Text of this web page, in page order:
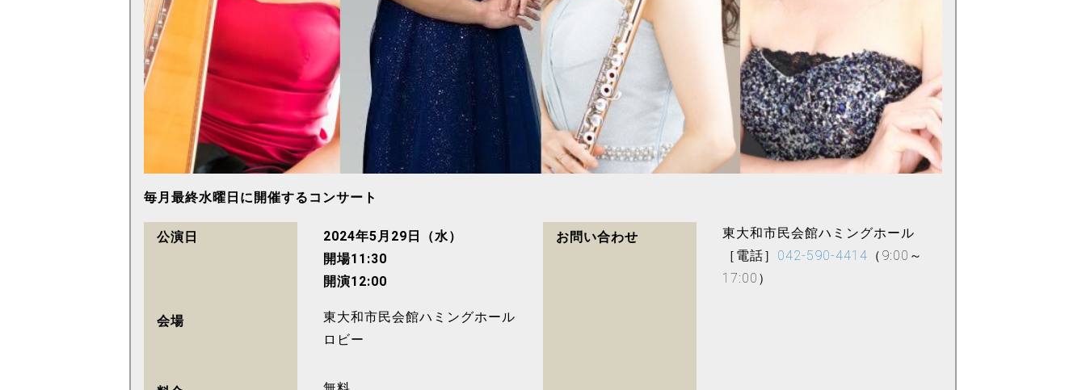
毎月最終水曜日に開催するコンサート
公演日
2024年5月29日（水）
開場11:30
開演12:00
会場
東大和市民会館ハミングホール
ロビー
お問い合わせ
東大和市民会館ハミングホール
［電話］ 042-590-4414 （9:00～
17:00）